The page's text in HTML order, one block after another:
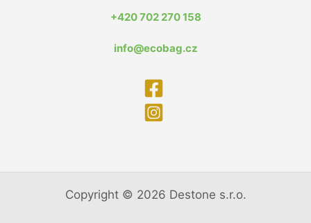
+420 702 270 158
info@ecobag.cz
Copyright © 2026 Destone s.r.o.